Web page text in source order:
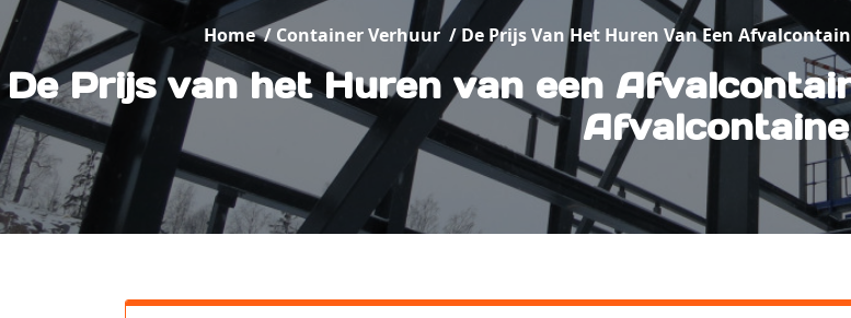
Home/ Container Verhuur/De Prijs Van Het Huren Van Een
De Prijs van het Huren van een